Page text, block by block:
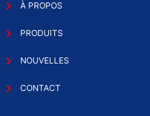
À PROPOS
PRODUITS
NOUVELLES
CONTACT